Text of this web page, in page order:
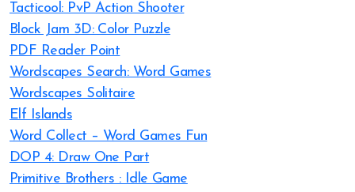
Tacticool: PvP Action Shooter
Block Jam 3D: Color Puzzle
PDF Reader Point
Wordscapes Search: Word Games
Wordscapes Solitaire
Elf Islands
Word Collect – Word Games Fun
DOP 4: Draw One Part
Primitive Brothers : Idle Game